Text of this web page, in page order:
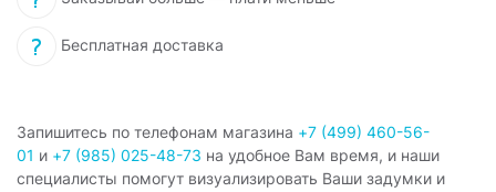
Бесплатная доставка
Запишитесь по телефонам магазина +7 (499) 460-56-
01 и +7 (985) 025-48-73 на удобное Вам время, и наши
специалисты помогут визуализировать Ваши задумки и